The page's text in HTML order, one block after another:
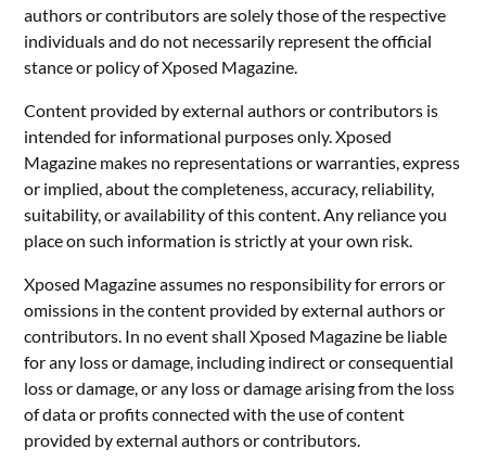
authors or contributors are solely those of the respective
individuals and do not necessarily represent the official
stance or policy of Xposed Magazine.
Content provided by external authors or contributors is
intended for informational purposes only. Xposed
Magazine makes no representations or warranties, express
or implied, about the completeness, accuracy, reliability,
suitability, or availability of this content. Any reliance you
place on such information is strictly at your own risk.
Xposed Magazine assumes no responsibility for errors or
omissions in the content provided by external authors or
contributors. In no event shall Xposed Magazine be liable
for any loss or damage, including indirect or consequential
loss or damage, or any loss or damage arising from the loss
of data or profits connected with the use of content
provided by external authors or contributors.